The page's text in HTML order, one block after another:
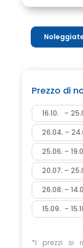
Prezzo di
16.10. –
26.04. –
25.06. –
20.07. –
26.08. –
15.09. –
*I prezzi si